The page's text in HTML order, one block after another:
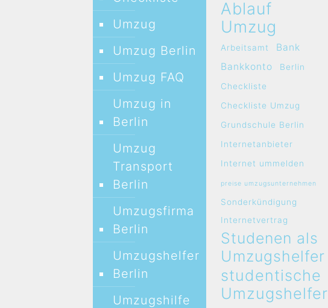
Umzug
Umzug Berlin
Umzug FAQ
Umzug in
Berlin
Umzug
Transport
Berlin
Umzugsfirma
Berlin
Umzugshelfer
Berlin
Umzugshilfe
Ablauf
Umzug
Arbeitsamt
Bank
Bankkonto
Berlin
Checkliste
Checkliste Umzug
Grundschule Berlin
Internetanbieter
Internet ummelden
preise umzugsunternehmen
Sonderkündigung
Internetvertrag
Studenen als
Umzugshelfer
studentische
Umzugshelfer